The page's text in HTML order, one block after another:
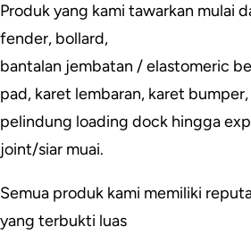
Produk yang kami tawarkan mulai
fender, bollard,
bantalan jembatan / elastomeric
pad, karet lembaran, karet bumper,
pelindung loading dock hingga
joint/siar muai.
Semua produk kami memiliki
yang terbukti luas